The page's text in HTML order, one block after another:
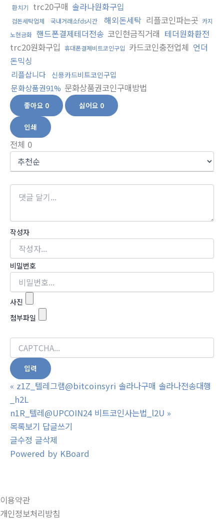
환치기 trc20구매 솔라나원화구입
검돈세탁업체 국내거래소fds시간 해외돈세탁 리플코인파는곳 카지
노현금화 핸드폰결제테더전송 코인현금직거래 테더원화환전
trc20원화구입 휴대폰결제비트코인구입 카드코인충전업체 언더
돈믹싱
리플삽니다 신용카드비트코인구입
문화상품권91% 문화상품권코인구매방법
좋아요 0 싫어요 0
인쇄
전체 0
작성자
비밀번호
사진
첨부파일
« z1Z_텔레그램@bitcoinsyri 솔라나구매 솔라나전송대행
_h2L
n1R_텔레@UPCOIN24 비트코인사는법_l2U »
목록보기 답글쓰기
글수정 글삭제
Powered by KBoard
이용약관
개인정보처리방침